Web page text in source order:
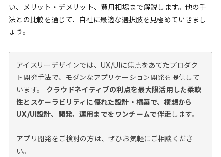
い、メリット・デメリット、費用相場まで解説します。他の手
法との比較を通じて、自社に最適な選択肢を見極めていきまし
ょう。
アイスリーデザインでは、UX/UIに焦点をあてたプロダク
ト開発手法で、モダンなアプリケーション開発を提供して
います。 クラウドネイティブの利点を最大限活用した柔軟
性とスケーラビリティに優れた設計・構築で、構想から
UX/UI設計、開発、運用までをワンチームで伴走します。
アプリ開発をご検討の方は、ぜひお気軽にご相談くださ
い。